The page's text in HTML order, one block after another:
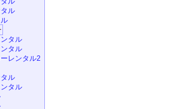
ル
タル
タル
レンタル2
ル
タル